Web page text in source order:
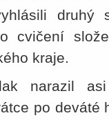
druhý
cvičení
kraje.
narazil
po deváté